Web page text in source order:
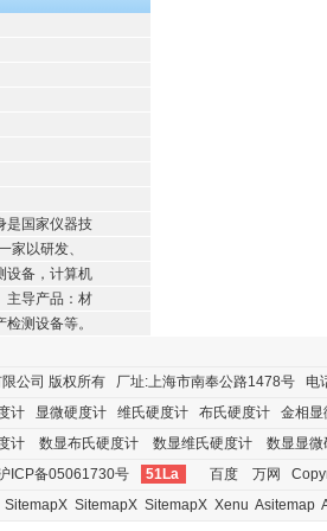
是国家仪器技
家以研发、
设备，计算机
主导产品：材
测设备等。
公司 版权所有 厂址:上海市南奉公路1478号
计 显微硬度计 维氏硬度计 布氏硬度计
金相显
计 数显布氏硬度计 数显维氏硬度计
数显显微
ICP备05061730号
51La 百度 万网
SitemapX SitemapX SitemapX Xenu Asitemap